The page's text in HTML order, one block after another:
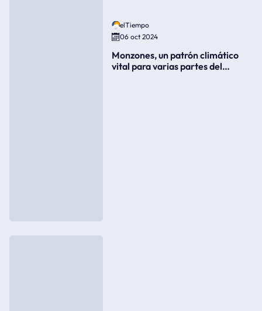
elTiempo
06 oct 2024
Monzones, un patrón climático
vital para varias partes del